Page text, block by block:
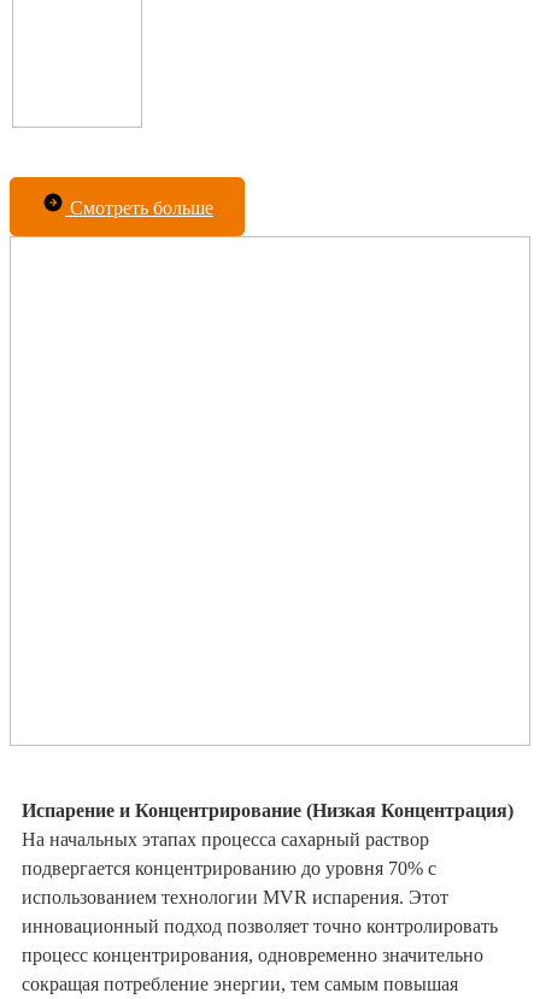
Смотреть больше
Испарение и Концентрирование (Низкая Концентрация)
На начальных этапах процесса сахарный раствор
подвергается концентрированию до уровня 70% с
использованием технологии MVR испарения. Этот
инновационный подход позволяет точно контролировать
процесс концентрирования, одновременно значительно
сокращая потребление энергии, тем самым повышая